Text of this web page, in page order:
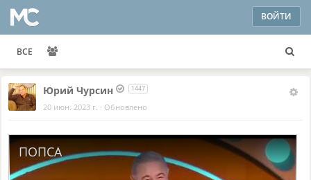
ВОЙТИ
ВСЕ
Юрий Чурсин 1447
20 июн. 2023 г. · Обновлено
ПОПСА